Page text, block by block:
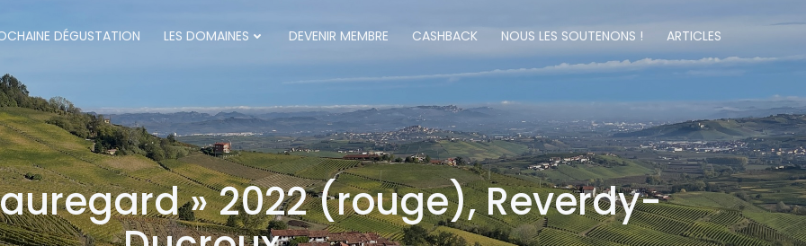
DÉGUSTATION LES DOMAINES DEVENIR MEMBRE CASHBACK NOUS LES SOUTENONS ! ARTICLES
» 2022 (rouge), Reverdy-